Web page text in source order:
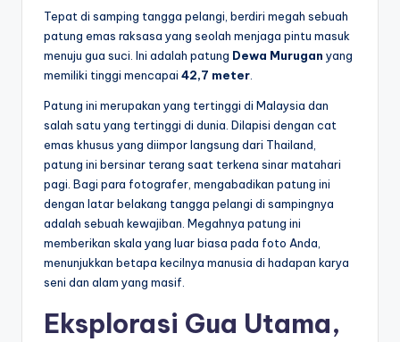
Tepat di samping tangga pelangi, berdiri megah sebuah
patung emas raksasa yang seolah menjaga pintu masuk
menuju gua suci. Ini adalah patung Dewa Murugan yang
memiliki tinggi mencapai 42,7 meter.
Patung ini merupakan yang tertinggi di Malaysia dan
salah satu yang tertinggi di dunia. Dilapisi dengan cat
emas khusus yang diimpor langsung dari Thailand,
patung ini bersinar terang saat terkena sinar matahari
pagi. Bagi para fotografer, mengabadikan patung ini
dengan latar belakang tangga pelangi di sampingnya
adalah sebuah kewajiban. Megahnya patung ini
memberikan skala yang luar biasa pada foto Anda,
menunjukkan betapa kecilnya manusia di hadapan karya
seni dan alam yang masif.
Eksplorasi Gua Utama,